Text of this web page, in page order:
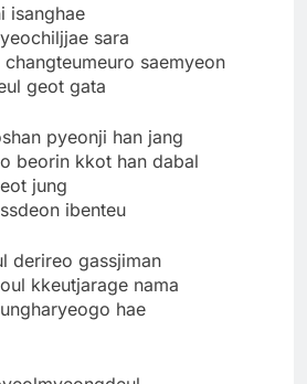
isanghae
sara
saemyeon
geot gata
pyeonji han jang
beorin kkot han dabal
jung
ibenteu
derireo gassjiman
kkeutjarage nama
hae